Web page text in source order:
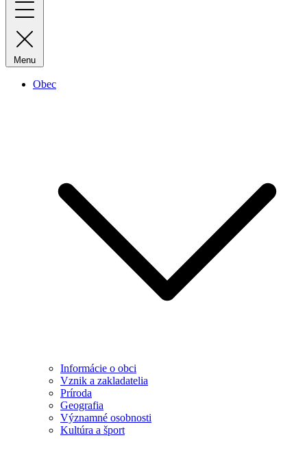
Menu
Obec
Informácie o obci
Vznik a zakladatelia
Príroda
Geografia
Významné osobnosti
Kultúra a šport